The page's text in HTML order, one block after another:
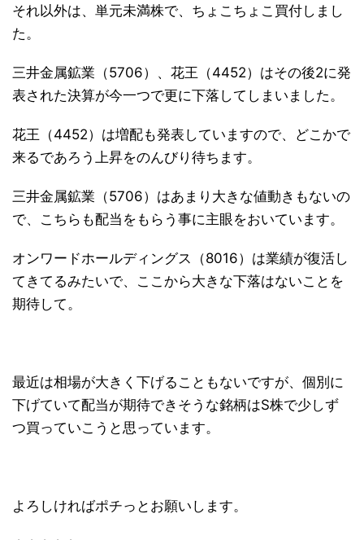
それ以外は、単元未満株で、ちょこちょこ買付しまし
た。
三井金属鉱業（5706）、花王（4452）はその後2に発
表された決算が今一つで更に下落してしまいました。
花王（4452）は増配も発表していますので、どこかで
来るであろう上昇をのんびり待ちます。
三井金属鉱業（5706）はあまり大きな値動きもないの
で、こちらも配当をもらう事に主眼をおいています。
オンワードホールディングス（8016）は業績が復活し
てきてるみたいで、ここから大きな下落はないことを
期待して。
最近は相場が大きく下げることもないですが、個別に
下げていて配当が期待できそうな銘柄はS株で少しず
つ買っていこうと思っています。
よろしければポチっとお願いします。